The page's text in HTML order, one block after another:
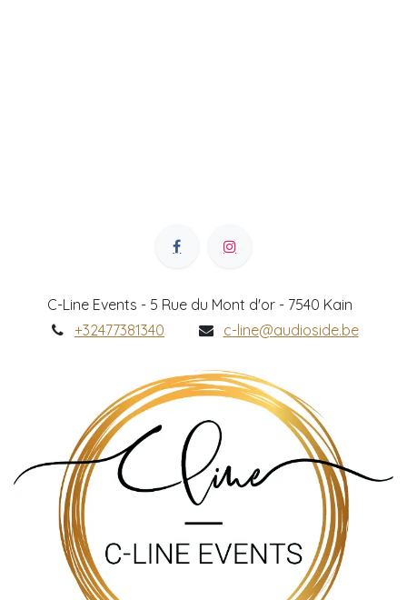
C-Line Events - 5 Rue du Mont d'or - 7540 Kain
+32477381340
c-line@audioside.be